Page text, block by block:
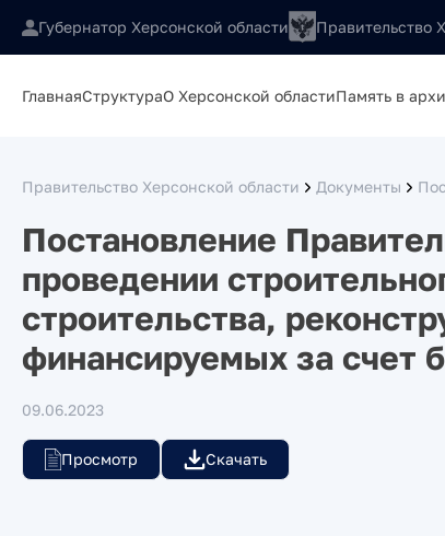
Губернатор Херсонской области Правительство
ГлавнаяСтруктураО Херсонской областиПамять в
Правительство Херсонской области Документы
Постановление
проведении
строительства,
финансируемых за счет
09.06.2023
Просмотр Скачать